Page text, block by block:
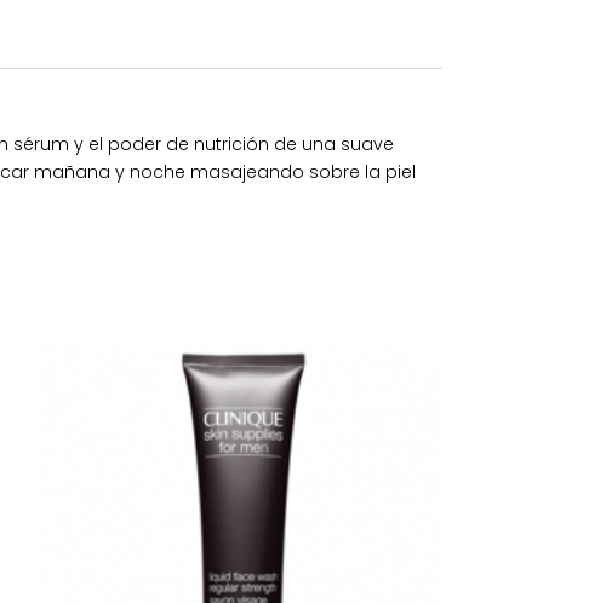
sérum y el poder de nutrición de una suave
mañana y noche masajeando sobre la piel